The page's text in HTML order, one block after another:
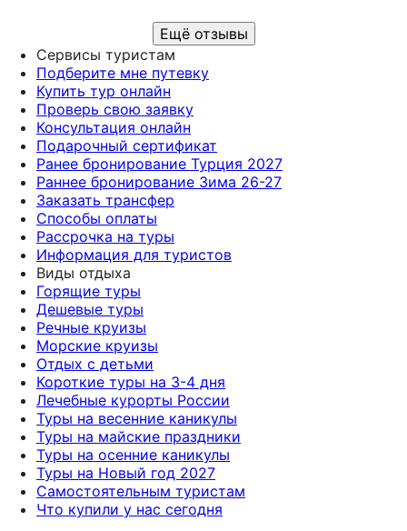
персонал - все на высшем уровне Океан
прекрасен - есть рядом и с волнами, и без волн
Мы в восторге !
Ещё отзывы
Сервисы туристам
Подберите мне путевку
Купить тур онлайн
Проверь свою заявку
Консультация онлайн
Подарочный сертификат
Ранее бронирование Турция 2027
Раннее бронирование Зима 26-27
Заказать трансфер
Способы оплаты
Рассрочка на туры
Информация для туристов
Виды отдыха
Горящие туры
Дешевые туры
Речные круизы
Морские круизы
Отдых с детьми
Короткие туры на 3-4 дня
Лечебные курорты России
Туры на весенние каникулы
Туры на майские праздники
Туры на осенние каникулы
Туры на Новый год 2027
Самостоятельным туристам
Что купили у нас сегодня